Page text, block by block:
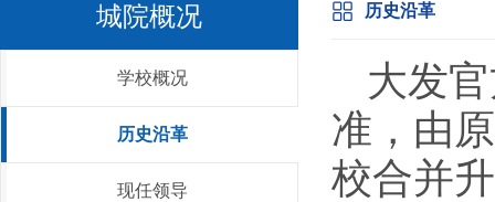
城院概况
学校概况
历史沿革
现任领导
历史沿革
大发
准，由
校合并